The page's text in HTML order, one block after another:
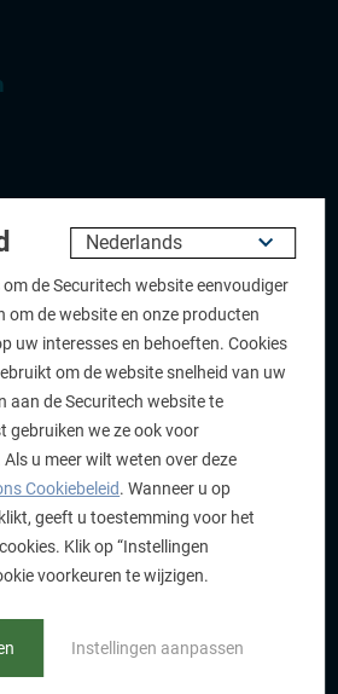
de Securitech website eenvoudiger
om de website en onze producten
uw interesses en behoeften. Cookies
om de website snelheid van uw
aan de Securitech website te
gebruiken we ze ook voor
u meer wilt weten over deze
Cookiebeleid. Wanneer u op
geeft u toestemming voor het
Klik op “Instellingen
voorkeuren te wijzigen.
Instellingen aanpassen